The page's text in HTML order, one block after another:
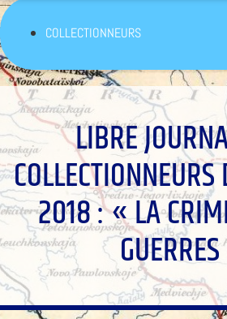
COLLECTIONNEURS
LIBRE
2018 : « LA